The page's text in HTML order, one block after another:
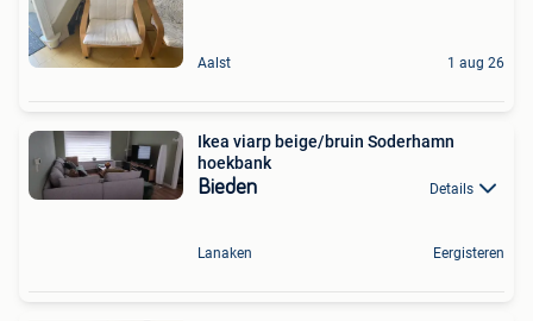
Aalst 1 aug 26
Ikea viarp beige/bruin Soderhamn
hoekbank
Bieden Details
Lanaken Eergisteren